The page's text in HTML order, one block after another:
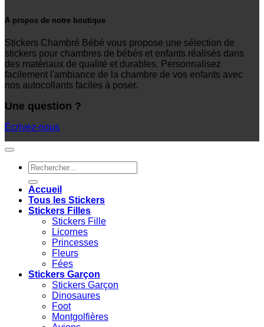
A propos de notre boutique
Stickers Chambré Bébé vous propose une sélection de
stickers pour chambres de bébés et enfants réalisés dans
des matériaux de qualité et durables. Personnalisez
facilement l'ambiance de la chambre de vos enfants avec
nos autocollants faciles à poser.
Une question ?
Écrivez-nous
Recherche
pour :
Accueil
Tous les Stickers
Stickers Filles
Stickers Fille
Licornes
Princesses
Fleurs
Fées
Stickers Garçon
Stickers Garçon
Dinosaures
Foot
Montgolfières